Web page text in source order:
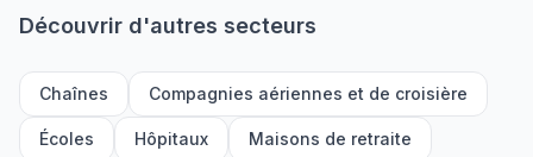
Découvrir d'autres secteurs
Chaînes Compagnies aériennes et de croisière
Écoles Hôpitaux Maisons de retraite